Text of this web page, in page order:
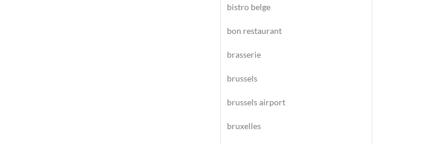
bistro belge
bon restaurant
brasserie
brussels
brussels airport
bruxelles